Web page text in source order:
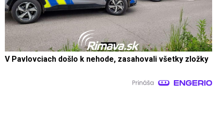
V Pavlovciach došlo k nehode, zasahovali všetky zložky